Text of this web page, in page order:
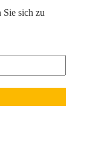
Sie sich zu